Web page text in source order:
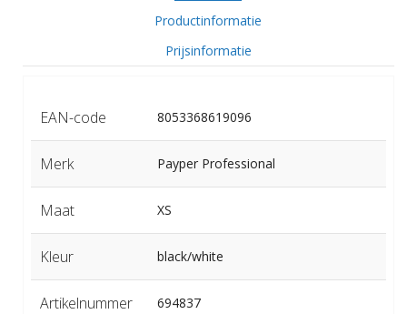
Productinformatie
Prijsinformatie
EAN-code 8053368619096
Merk Payper Professional
Maat XS
Kleur black/white
Artikelnummer 694837